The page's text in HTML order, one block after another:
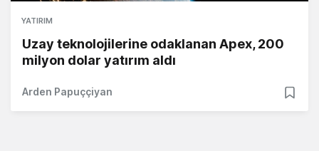
YATIRIM
Uzay teknolojilerine odaklanan Apex, 200
milyon dolar yatırım aldı
Arden Papuççiyan